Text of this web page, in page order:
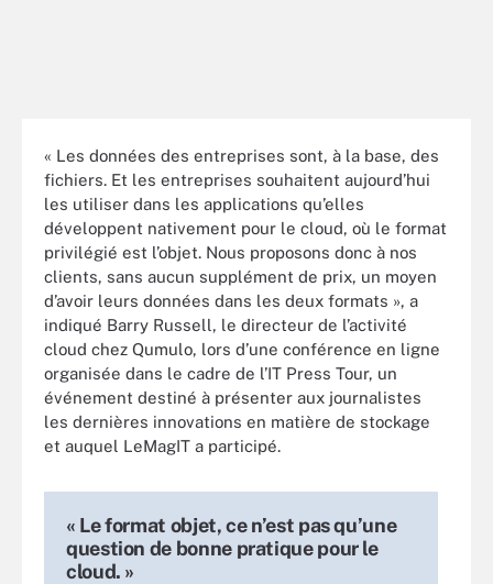
« Les données des entreprises sont, à la base, des
fichiers. Et les entreprises souhaitent aujourd’hui
les utiliser dans les applications qu’elles
développent nativement pour le cloud, où le format
privilégié est l’objet. Nous proposons donc à nos
clients, sans aucun supplément de prix, un moyen
d’avoir leurs données dans les deux formats », a
indiqué Barry Russell, le directeur de l’activité
cloud chez Qumulo, lors d’une conférence en ligne
organisée dans le cadre de l’IT Press Tour, un
événement destiné à présenter aux journalistes
les dernières innovations en matière de stockage
et auquel LeMagIT a participé.
« Le format objet, ce n’est pas qu’une
question de bonne pratique pour le
cloud. »